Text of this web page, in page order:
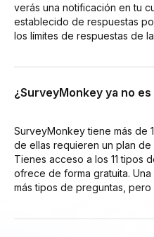
verás una notificación en tu
establecido de respuestas
los límites de respuestas de
¿SurveyMonkey ya no
SurveyMonkey tiene más de
de ellas requieren un plan
Tienes acceso a los 11 tipos
ofrece de forma gratuita.
más tipos de preguntas,